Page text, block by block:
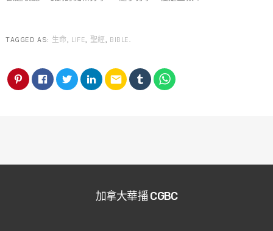
TAGGED AS: 生命, LIFE, 聖經, BIBLE.
email
加拿大華播 CGBC